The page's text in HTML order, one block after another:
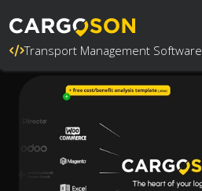
Transport Management Software